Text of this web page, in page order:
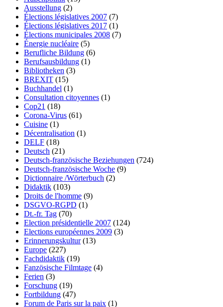
Ausstellung (2)
Élections législatives 2007 (7)
Élections législatives 2017 (1)
Élections municipales 2008 (7)
Énergie nucléaire (5)
Berufliche Bildung (6)
Berufsausbildung (1)
Bibliotheken (3)
BREXIT (15)
Buchhandel (1)
Consultation citoyennes (1)
Cop21 (18)
Corona-Virus (61)
Cuisine (1)
Décentralisation (1)
DELF (18)
Deutsch (21)
Deutsch-französische Beziehungen (724)
Deutsch-französische Woche (9)
Dictionnaire /Wörterbuch (2)
Didaktik (103)
Droits de l'homme (9)
DSGVO-RGPD (1)
Dt.-fr. Tag (70)
Election présidentielle 2007 (124)
Elections européennes 2009 (3)
Erinnerungskultur(13)
Europe (227)
Fachdidaktik (19)
Fanzösische Filmtage (4)
Ferien (3)
Forschung (19)
Fortbildung (47)
Forum de Paris sur la paix (1)